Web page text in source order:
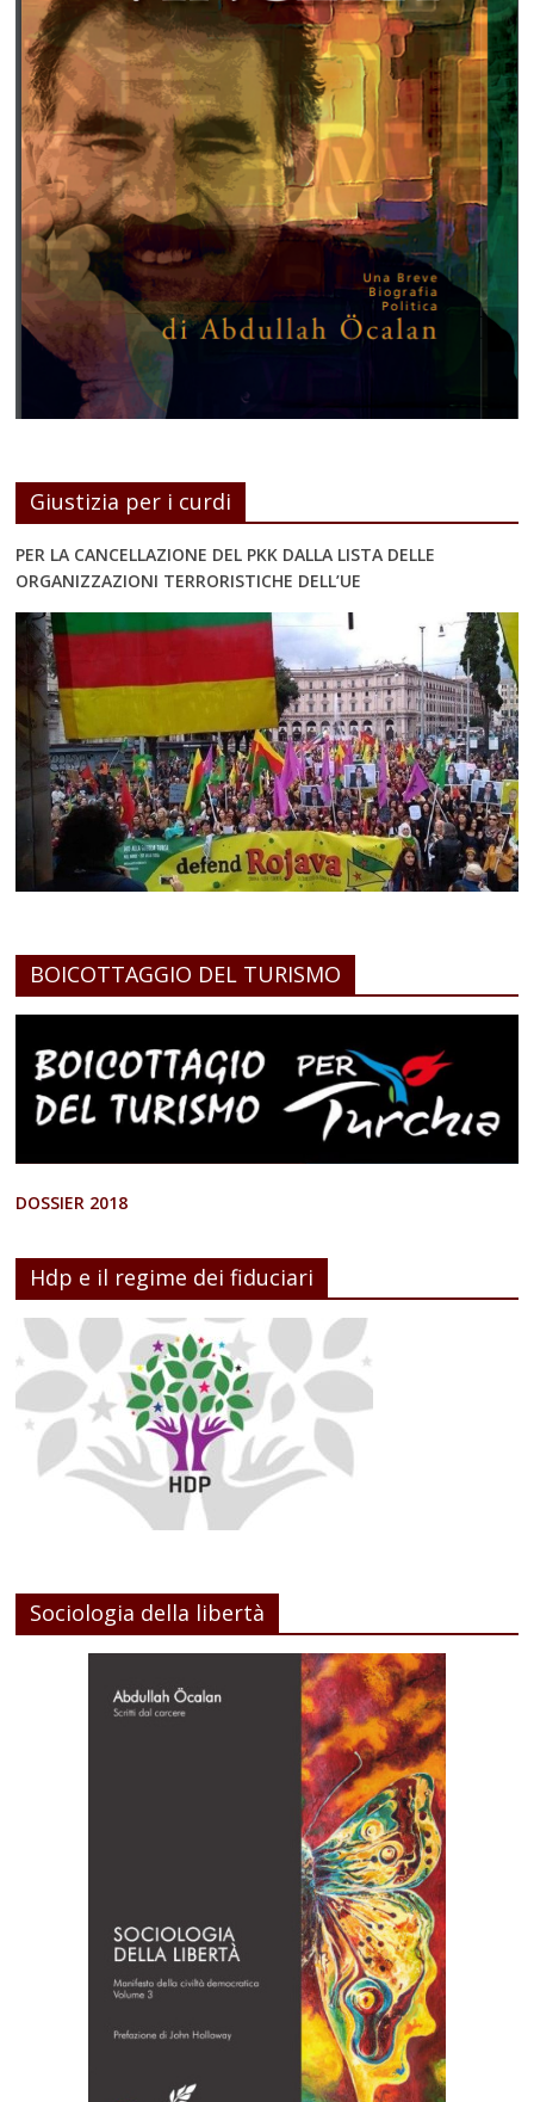
Giustizia per i curdi
PER LA CANCELLAZIONE DEL PKK DALLA LISTA DELLE
ORGANIZZAZIONI TERRORISTICHE DELL’UE
BOICOTTAGGIO DEL TURISMO
DOSSIER 2018
Hdp e il regime dei fiduciari
Sociologia della libertà